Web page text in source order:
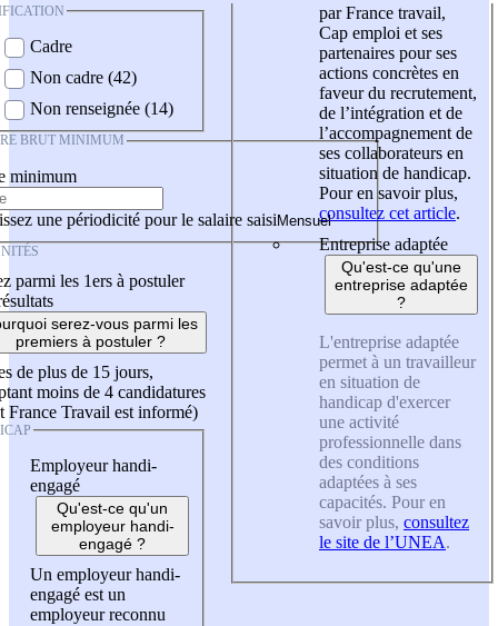
Cadre
Non cadre (42)
Non renseignée (14)
BRUT MINIMUM
minimum
une périodicité pour le salaire saisi
parmi les 1ers à postuler
serez-vous parmi les
premiers à postuler ?
de plus de 15 jours,
moins de 4 candidatures
France Travail est informé)
Employeur handi-
engagé
Qu'est-ce qu'un
employeur handi-
engagé ?
Un employeur handi-
engagé est un
employeur reconnu
par France travail,
Cap emploi et ses
partenaires pour ses
actions concrètes en
faveur du recrutement,
de l’intégration et de
l’accompagnement de
ses collaborateurs en
situation de handicap.
Pour en savoir plus,
consultez cet article.
Entreprise adaptée
Qu'est-ce qu'une
entreprise adaptée
?
L'entreprise adaptée
permet à un travailleur
en situation de
handicap d'exercer
une activité
professionnelle dans
des conditions
adaptées à ses
capacités. Pour en
savoir plus, consultez
le site de l’UNEA.